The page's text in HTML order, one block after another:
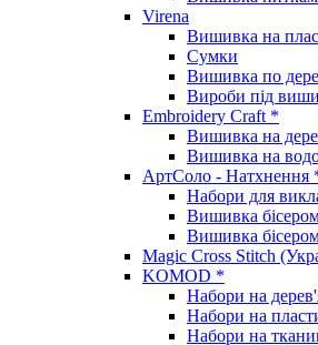
Virena
Вишивка на
Сумки
Вишивка по
Вироби під
Embroidery Craft *
Вишивка на
Вишивка на
АртСоло - Натхнення
Набори для
Вишивка
Вишивка
Magic Cross Stitch
KOMOD *
Набори на
Набори на
Набори на